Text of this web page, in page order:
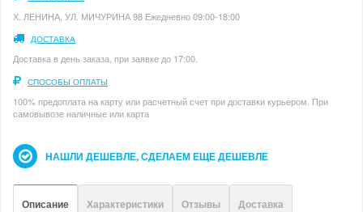
Х. ЛЕНИНА, УЛ. МИЧУРИНА 98 Ежедневно 09:00-18:00
ДОСТАВКА
Доставка в день заказа, при заявке до 17:00.
СПОСОБЫ ОПЛАТЫ
100% предоплата на карту или расчетный счет при доставки курьером. При
самовывозе наличные или карта
НАШЛИ ДЕШЕВЛЕ, СДЕЛАЕМ ЕЩЕ ДЕШЕВЛЕ
Описание Характеристики Отзывы Доставка